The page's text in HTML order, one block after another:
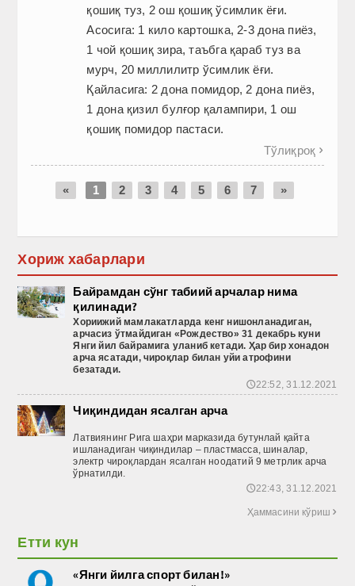
қошиқ туз, 2 ош қошиқ ўсимлик ёғи.
Асосига: 1 кило картошка, 2-3 дона пиёз,
1 чой қошиқ зира, таъбга қараб туз ва
мурч, 20 миллилитр ўсимлик ёғи.
Қайласига: 2 дона помидор, 2 дона пиёз,
1 дона қизил булғор қалампири, 1 ош
қошиқ помидор пастаси.
Тўлиқроқ 
« 1 2 3 4 5 6 7 »
Хориж хабарлари
Байрамдан сўнг табиий арчалар нима
қилинади?
Хориижиймамлакатларда кенг нишонланадиган,
арчасиз ўтмайдиган «Рождество» 31 декабрькуни
Янги йил байрамига уланибкетади. Ҳар бир хонадон
арча ясатади, чироқлар билан уйи атрофини
безатади.
🕔22:52, 31.12.2021
Чиқиндидан ясалган арча
Латвиянинг Рига шаҳри марказида бутунлай қайта
ишланадиган чиқиндилар – пластмасса, шиналар,
электр чироқлардан ясалган ноодатий 9 метрлик арча
ўрнатилди.
🕔22:43, 31.12.2021
Ҳаммасини кўриш
Етти кун
«Янги йилга спорт билан!»